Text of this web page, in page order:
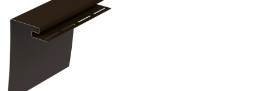
избранное сравнить